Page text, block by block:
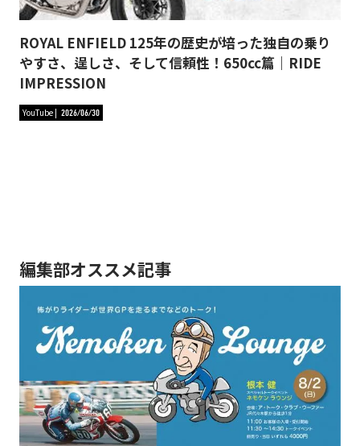
ROYAL ENFIELD 125年の歴史が培った独自の乗り
やすさ、逞しさ、そして信頼性！650cc篇｜RIDE
IMPRESSION
YouTube 2026/06/30
編集部オススメ記事